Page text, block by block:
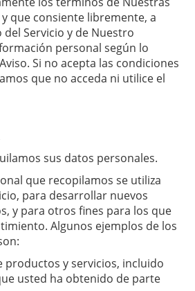
y que consiente libremente, a
Servicio y de Nuestro
personal según lo
Si no acepta las condiciones
que no acceda ni utilice el
sus datos personales.
que recopilamos se utiliza
para desarrollar nuevos
y para otros fines para los que
Algunos ejemplos de los
y servicios, incluido
usted ha obtenido de parte